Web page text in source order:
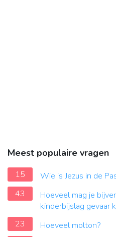
Meest populaire vragen
15
Wie is Jezus in de
43
Hoeveel mag je
kinderbijslag gevaar
23
Hoeveel molton?